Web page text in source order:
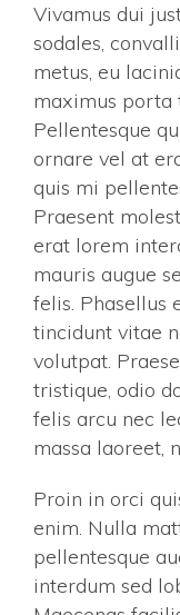
Vivamus dui
sodales,
metus, eu
maximus porta
Pellentesque
ornare vel at
quis mi
Praesent
erat lorem
mauris augue
felis. Phasellus
tincidunt vitae
volutpat.
tristique, odio
felis arcu nec
massa laoreet,
Proin in orci
enim. Nulla
pellentesque
interdum sed